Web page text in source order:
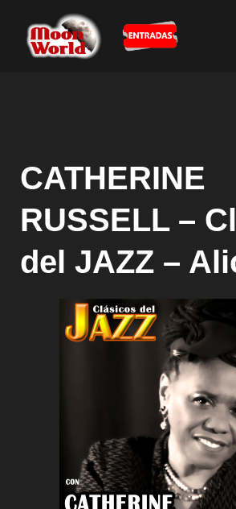
CATHERINE
RUSSELL –
del JAZZ –